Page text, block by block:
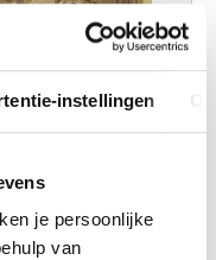
instellingen
je persoonlijke
van